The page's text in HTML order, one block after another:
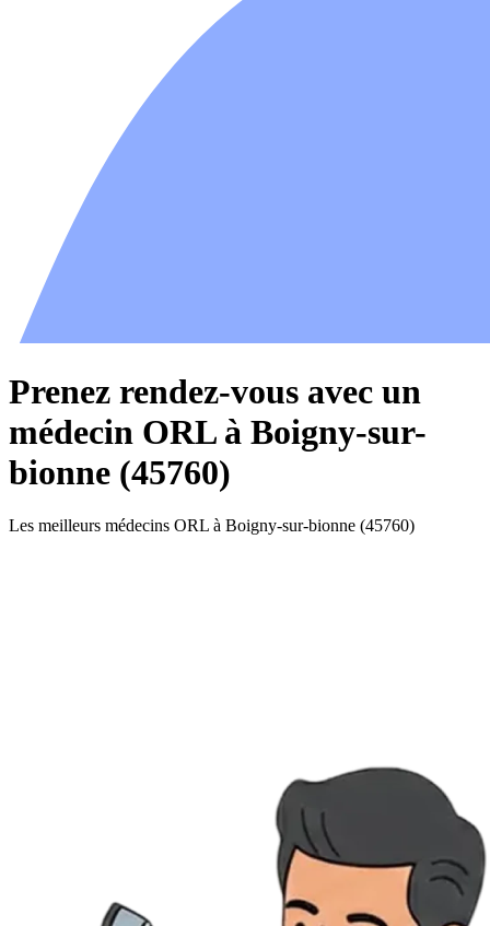
Prenez rendez-vous avec un
médecin ORL à Boigny-sur-
bionne (45760)
Les meilleurs médecins ORL à Boigny-sur-bionne (45760)